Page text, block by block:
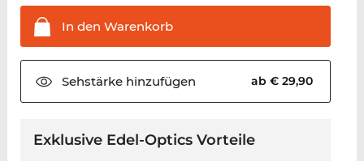
In den Warenkorb
Sehstärkehinzufügen ab € 29,90
Exklusive Edel-Optics Vorteile